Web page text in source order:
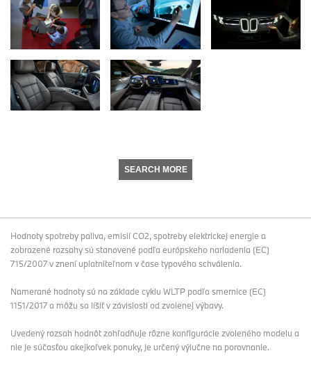
SEARCH MORE
Hodnoty spotreby paliva, emisií CO2, spotreby elektrickej energie a
zobrazené rozsahy sú stanovené podľa európskeho nariadenia (EC)
715/2007 v znení uplatniteľnom v čase typového schválenia.
Namerané hodnoty sú na základe cyklu WLTP podľa smernice (EC)
1151/2017 a môžu sa líšiť v závislosti od zvolenej výbavy.
Uvedený rozsah hodnôt zohľadňuje rôzne konfigurácie zvoleného modelu a
nie je súčasťou akejkoľvek ponuky, je určený výlučne na porovnanie.